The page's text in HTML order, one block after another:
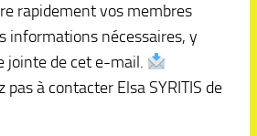
rapidement vos membres
informations nécessaires, y
jointe de cet e-mail.
à contacter Elsa SYRITIS de